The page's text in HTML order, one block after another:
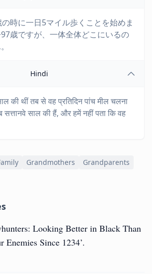
時に一日5マイル歩くことを始めま
歳ですが、一体全体どこにいるの
Hindi
की थीं तब से वह प्रतिदिन पांच मील चलना
साल की हैं, और हमें नहीं पता कि वह
Grandmothers
Grandparents
Looking Better in Black Than
Since 1234’.